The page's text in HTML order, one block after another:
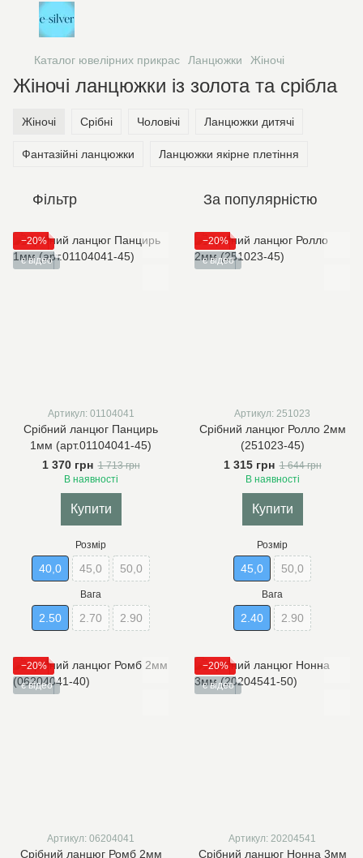
Каталог ювелірних прикрас Ланцюжки Жіночі
Жіночі ланцюжки із золота та срібла
Жіночі Срібні Чоловічі Ланцюжки дитячі
Фантазійні ланцюжки Ланцюжки якірне плетіння
Фільтр За популярністю
−20%
є відео
Артикул: 01104041
Срібний ланцюг Панцирь
1мм (арт.01104041-45)
1 370 грн 1 713 грн
В наявності
Купити
Розмір
40,0 45,0 50,0
Вага
2.50 2.70 2.90
−20%
є відео
Артикул: 251023
Срібний ланцюг Ролло 2мм
(251023-45)
1 315 грн 1 644 грн
В наявності
Купити
Розмір
45,0 50,0
Вага
2.40 2.90
−20%
є відео
Артикул: 06204041
Срібний ланцюг Ромб 2мм
−20%
є відео
Артикул: 20204541
Срібний ланцюг Нонна 3мм